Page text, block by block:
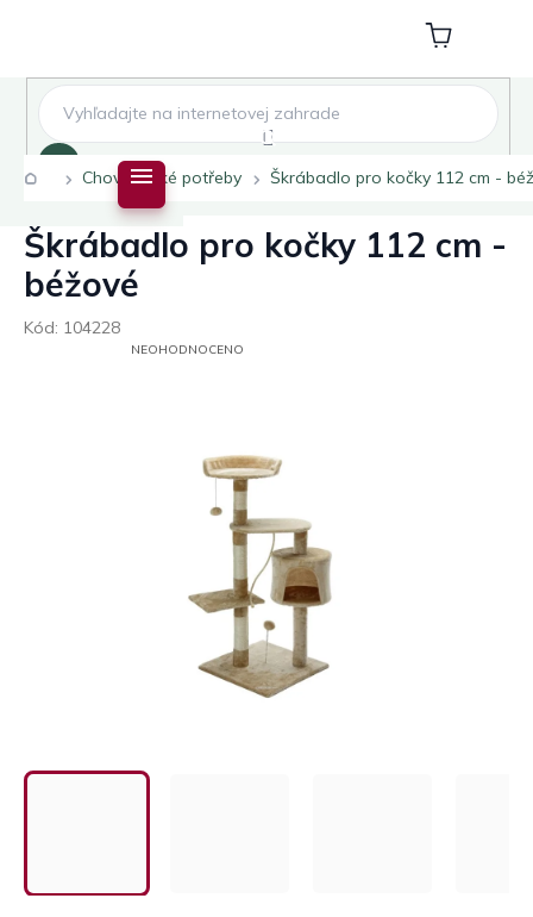
Nákupní
košík
DomůChovatelské potřeby Škrábadlo pro kočky 112 cm -
Škrábadlo pro kočky 112 cm -
béžové
Kód: 104228
PRŮMĚRNÉNEOHODNOCENO